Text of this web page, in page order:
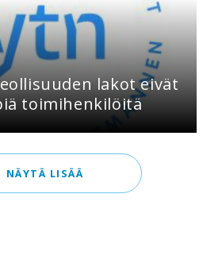
lakot eivät
toimihenkilöitä
NÄYTÄ LISÄÄ